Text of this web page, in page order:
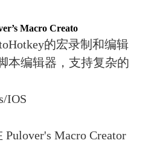
Macro Creato
的宏录制和编辑
本编辑器，支持复杂的
IOS
Macro Creator